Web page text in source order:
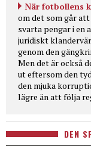
När fotbollens
om det som går
svarta pengar i en
juridiskt
genom den
Men det är också
ut eftersom den
den mjuka
lägre än att följa
DEN